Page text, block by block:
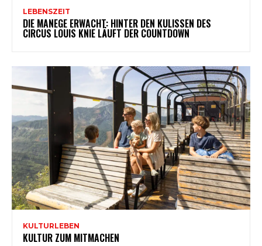
LEBENSZEIT
DIE MANEGE ERWACHT: HINTER DEN KULISSEN DES
CIRCUS LOUIS KNIE LÄUFT DER COUNTDOWN
KULTURLEBEN
KULTUR ZUM MITMACHEN